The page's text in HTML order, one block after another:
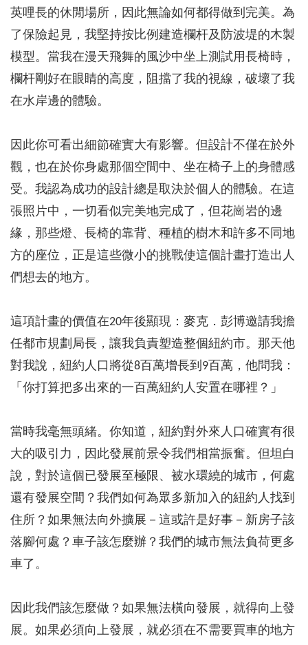
英哩長的休閒場所，因此無論如何都得做到完美。為
了保險起見，我堅持按比例建造欄杆及防波堤的木製
模型。當我在漫天飛舞的風沙中坐上測試用長椅時，
欄杆剛好在眼睛的高度，阻擋了我的視線，破壞了我
在水岸邊的體驗。
因此你可看出細節確實大有影響。但設計不僅在於外
觀，也在於你身處那個空間中、坐在椅子上的身體感
受。我認為成功的設計總是取決於個人的體驗。在這
張照片中，一切看似完美地完成了，但花崗岩的邊
緣，那些燈、長椅的靠背、種植的樹木和許多不同地
方的座位，正是這些微小的挑戰使這個計畫打造出人
們想去的地方。
這項計畫的價值在20年後顯現：麥克．彭博邀請我擔
任都市規劃局長，讓我負責塑造整個紐約市。那天他
對我說，紐約人口將從8百萬增長到9百萬，他問我：
「你打算把多出來的一百萬紐約人安置在哪裡？」
當時我毫無頭緒。你知道，紐約對外來人口確實有很
大的吸引力，因此發展前景令我們相當振奮。但坦白
說，對於這個已發展至極限、被水環繞的城市，何處
還有發展空間？我們如何為眾多新加入的紐約人找到
住所？如果無法向外擴展－這或許是好事－新房子該
落腳何處？車子該怎麼辦？我們的城市無法負荷更多
車了。
因此我們該怎麼做？如果無法橫向發展，就得向上發
展。如果必須向上發展，就必須在不需要買車的地方